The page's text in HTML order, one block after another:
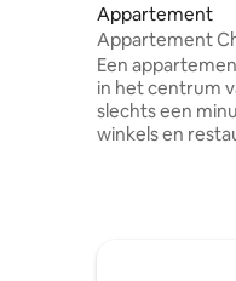
Appartement
Appartement
uitzicht op het
Een
in het centrum
slechts een
winkels en
gerenoveerd
biedt dit